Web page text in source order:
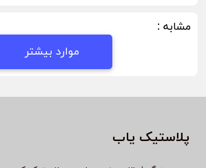
مشابه :
موارد بیشتر
پلاستیک یاب